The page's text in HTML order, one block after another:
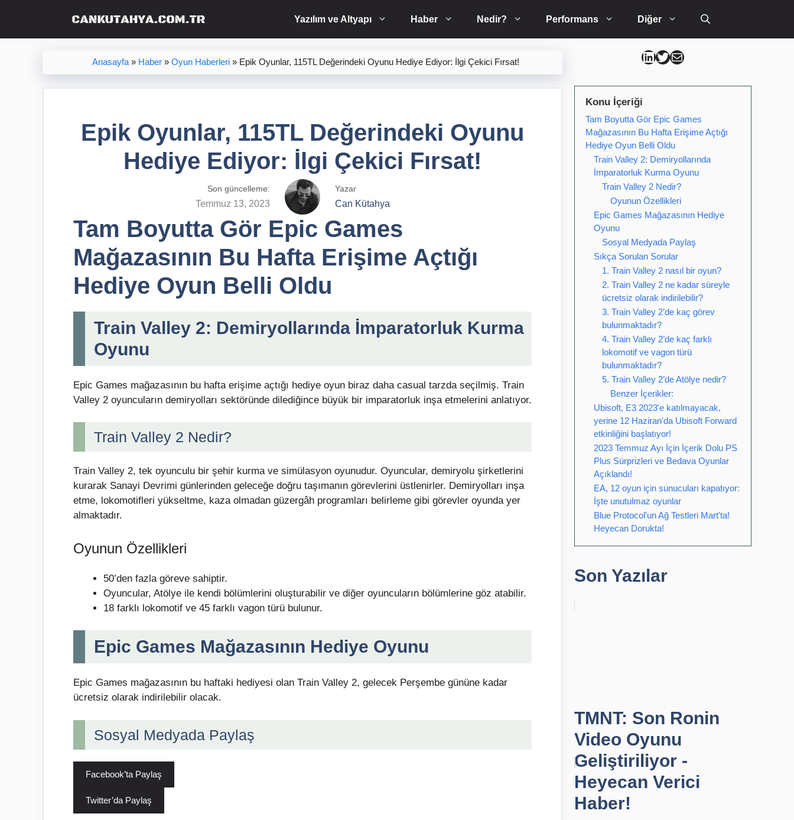
Yazılım ve Altyapı Haber Nedir? Performans Diğer
Anasayfa» Haber» Oyun Haberleri» Epik Oyunlar, 115TL Değerindeki Oyunu Hediye Ediyor: İlgi Çekici Fırsat!
Epik Oyunlar, 115TL Değerindeki Oyunu
Hediye Ediyor: İlgi Çekici Fırsat!
Son güncelleme:
Temmuz 13, 2023
Yazar
Can Kütahya
Tam Boyutta Gör Epic Games
Mağazasının Bu Hafta Erişime Açtığı
Hediye Oyun Belli Oldu
Train Valley 2: Demiryollarında İmparatorluk Kurma
Oyunu
Epic Games mağazasının bu hafta erişime açtığı hediye oyun biraz daha casual tarzda seçilmiş. Train
Valley 2 oyuncuların demiryolları sektöründe dilediğince büyük bir imparatorluk inşa etmelerini anlatıyor.
Train Valley 2 Nedir?
Train Valley 2, tek oyunculu bir şehir kurma ve simülasyon oyunudur. Oyuncular, demiryolu şirketlerini
kurarak Sanayi Devrimi günlerinden geleceğe doğru taşımanın görevlerini üstlenirler. Demiryolları inşa
etme, lokomotifleri yükseltme, kaza olmadan güzergâh programları belirleme gibi görevler oyunda yer
almaktadır.
Oyunun Özellikleri
50’den fazla göreve sahiptir.
Oyuncular, Atölye ile kendi bölümlerini oluşturabilir ve diğer oyuncuların bölümlerine göz atabilir.
18 farklı lokomotif ve 45 farklı vagon türü bulunur.
Epic Games Mağazasının Hediye Oyunu
Epic Games mağazasının bu haftaki hediyesi olan Train Valley 2, gelecek Perşembe gününe kadar
ücretsiz olarak indirilebilir olacak.
Sosyal Medyada Paylaş
Facebook’ta Paylaş
Twitter’da Paylaş
Can Kütahya Linkedin
Can Kütahya Twitter
Can Kütahya Mail
Konu İçeriği
Tam Boyutta Gör Epic Games
Mağazasının Bu Hafta Erişime Açtığı
Hediye Oyun Belli Oldu
Train Valley 2: Demiryollarında
İmparatorluk Kurma Oyunu
Train Valley 2 Nedir?
Oyunun Özellikleri
Epic Games Mağazasının Hediye
Oyunu
Sosyal Medyada Paylaş
Sıkça Sorulan Sorular
1. Train Valley 2 nasıl bir oyun?
2. Train Valley 2 ne kadar süreyle
ücretsiz olarak indirilebilir?
3. Train Valley 2’de kaç görev
bulunmaktadır?
4. Train Valley 2’de kaç farklı
lokomotif ve vagon türü
bulunmaktadır?
5. Train Valley 2’de Atölye nedir?
Benzer İçerikler:
Ubisoft, E3 2023'e katılmayacak,
yerine 12 Haziran'da Ubisoft Forward
etkinliğini başlatıyor!
2023 Temmuz Ayı İçin İçerik Dolu PS
Plus Sürprizleri ve Bedava Oyunlar
Açıklandı!
EA, 12 oyun için sunucuları kapatıyor:
İşte unutulmaz oyunlar
Blue Protocol'un Ağ Testleri Mart'ta!
Heyecan Dorukta!
Son Yazılar
TMNT: Son Ronin
Video Oyunu
Geliştiriliyor -
Heyecan Verici
Haber!